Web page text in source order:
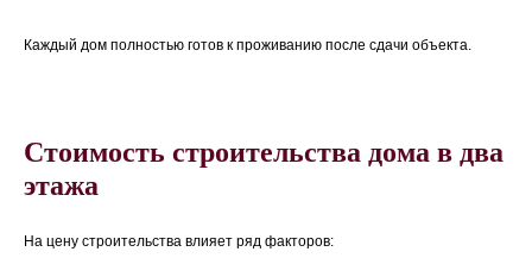
Каждый дом полностью готов к проживанию после сдачи объекта.
Стоимость строительства дома в два
этажа
На цену строительства влияет ряд факторов: